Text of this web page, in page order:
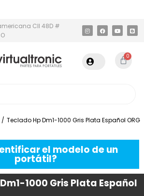
Cll 48D #
0
/ Teclado Hp Dm1-1000 Gris Plata Español ORG
el modelo de un
portátil?
1000 Gris Plata Español